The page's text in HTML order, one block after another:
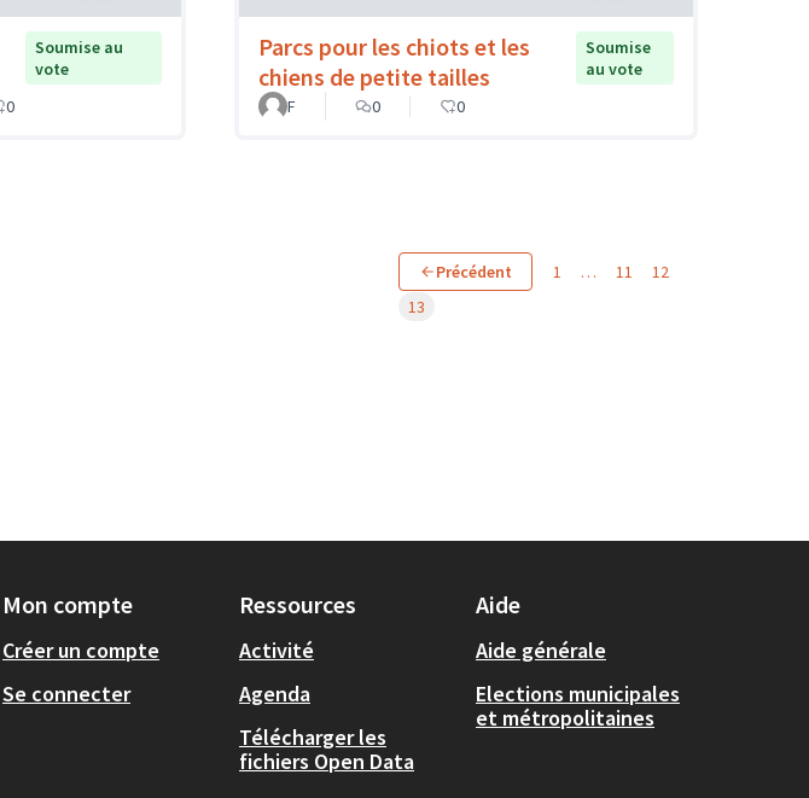
Soumise au
vote
0
Parcs pour les chiots et les
chiens de petite tailles
Soumise
au vote
F
0 0
Précédent 1 … 11
12
13
Mon compte
Créer un compte
Se connecter
Ressources
Activité
Agenda
Télécharger les
fichiers Open Data
Aide
Aide générale
Elections municipales
et métropolitaines